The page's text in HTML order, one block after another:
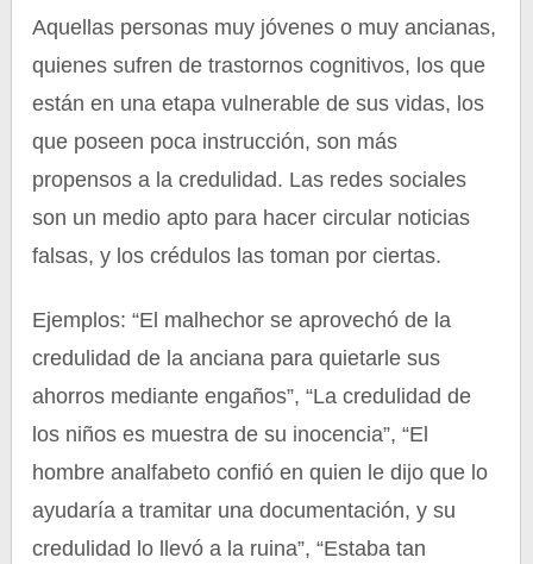
Aquellas personas muy jóvenes o muy ancianas,
quienes sufren de trastornos cognitivos, los que
están en una etapa vulnerable de sus vidas, los
que poseen poca instrucción, son más
propensos a la credulidad. Las redes sociales
son un medio apto para hacer circular noticias
falsas, y los crédulos las toman por ciertas.
Ejemplos: “El malhechor se aprovechó de la
credulidad de la anciana para quietarle sus
ahorros mediante engaños”, “La credulidad de
los niños es muestra de su inocencia”, “El
hombre analfabeto confió en quien le dijo que lo
ayudaría a tramitar una documentación, y su
credulidad lo llevó a la ruina”, “Estaba tan